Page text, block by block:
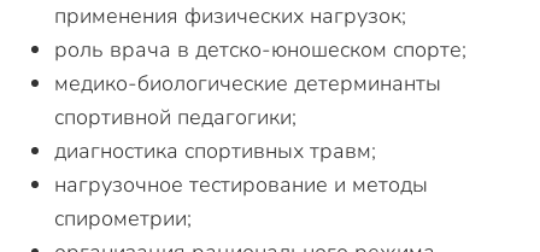
применения физических нагрузок;
роль врача в детско-юношеском спорте;
медико-биологические детерминанты
спортивной педагогики;
диагностика спортивных травм;
нагрузочное тестирование и методы
спирометрии;